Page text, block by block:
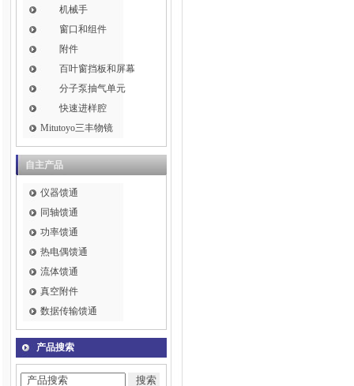
机械手
窗口和组件
附件
百叶窗挡板和屏幕
分子泵抽气单元
快速进样腔
Mitutoyo三丰物镜
自主产品
仪器馈通
同轴馈通
功率馈通
热电偶馈通
流体馈通
真空附件
数据传输馈通
产品搜索